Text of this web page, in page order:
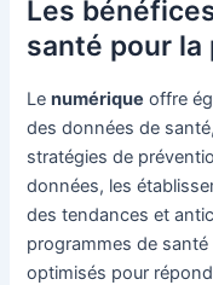
Les
santé pour la
Lenumérique offre
des données de
stratégies de
données, les
des tendances et
programmes de
optimisés pour